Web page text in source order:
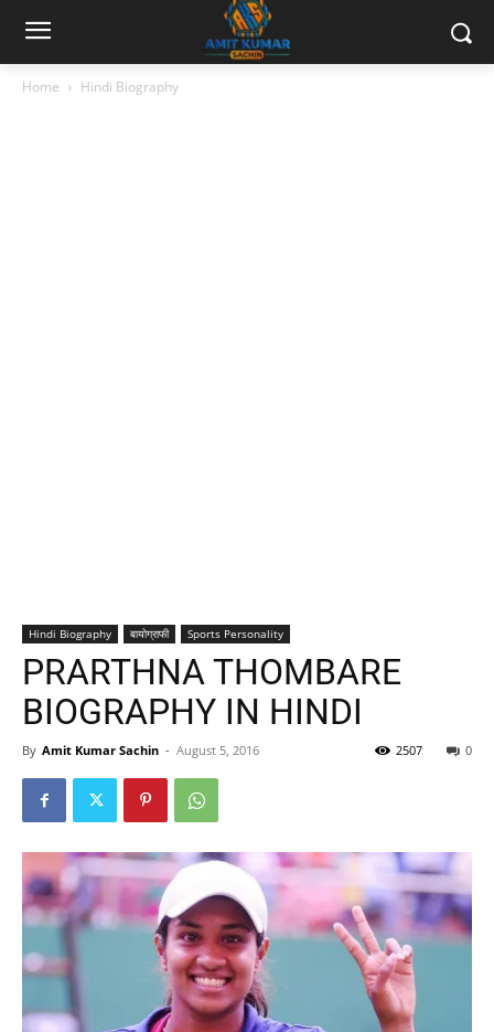
Home Hindi Biography
Hindi Biography बायोग्राफी Sports Personality
PRARTHNA THOMBARE
BIOGRAPHY IN HINDI
By Amit Kumar Sachin - August 5, 2016 0
2507